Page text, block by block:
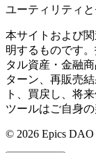
ユーティリティ
本サイトおよび
明するものです
タル資産・金融
ターン、再販売
ト、買戻し、将
ツールはご自身
© 2026 Epics DAO